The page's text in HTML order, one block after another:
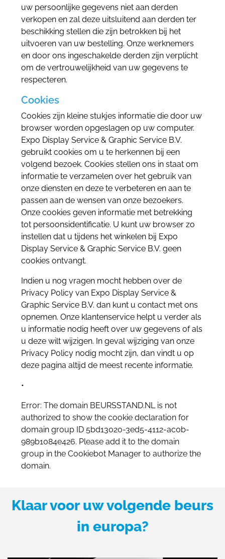
uw persoonlijke gegevens niet aan derden
verkopen en zal deze uitsluitend aan derden ter
beschikking stellen die zijn betrokken bij het
uitvoeren van uw bestelling. Onze werknemers
en door ons ingeschakelde derden zijn verplicht
om de vertrouwelijkheid van uw gegevens te
respecteren.
Cookies
Cookies zijn kleine stukjes informatie die door uw
browser worden opgeslagen op uw computer.
Expo Display Service & Graphic Service B.V.
gebruikt cookies om u te herkennen bij een
volgend bezoek. Cookies stellen ons in staat om
informatie te verzamelen over het gebruik van
onze diensten en deze te verbeteren en aan te
passen aan de wensen van onze bezoekers.
Onze cookies geven informatie met betrekking
tot persoonsidentificatie. U kunt uw browser zo
instellen dat u tijdens het winkelen bij Expo
Display Service & Graphic Service B.V. geen
cookies ontvangt.
Indien u nog vragen mocht hebben over de
Privacy Policy van Expo Display Service &
Graphic Service B.V. dan kunt u contact met ons
opnemen. Onze klantenservice helpt u verder als
u informatie nodig heeft over uw gegevens of als
u deze wilt wijzigen. In geval wijziging van onze
Privacy Policy nodig mocht zijn, dan vindt u op
deze pagina altijd de meest recente informatie.
•
Error: The domain BEURSSTAND.NL is not
authorized to show the cookie declaration for
domain group ID 5bd13020-3ed5-4112-ac0b-
989b1084e426. Please add it to the domain
group in the Cookiebot Manager to authorize the
domain.
Klaar voor uw volgende beurs
in europa?